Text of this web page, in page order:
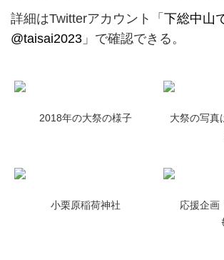
詳細はTwitterアカウント「 下総中山
@taisai2023 」で確認できる。
2018年の大祭の様子
大祭の写真
小栗原稲荷神社
応援企画